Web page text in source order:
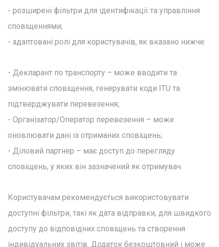
- розширені фільтри для ідентифікації та управління
сповіщеннями;
- адаптовані ролі для користувачів, як вказано нижче:
- Декларант по транспорту – може вводити та
змінювати сповіщення, генерувати коди ITU та
підтверджувати перевезення;
- Організатор/Оператор перевезення – може
оновлювати дані із отриманих сповіщень;
- Діловий партнер – має доступ до перегляду
сповіщень, у яких він зазначений як отримувач.
Користувачам рекомендується використовувати
доступні фільтри, такі як дата відправки, для швидкого
доступу до відповідних сповіщень та створення
індивідуальних звітів. Додаток безкоштовний і може